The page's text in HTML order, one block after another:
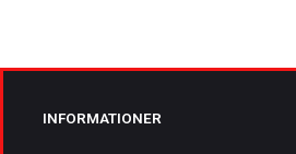
INFORMATIONER